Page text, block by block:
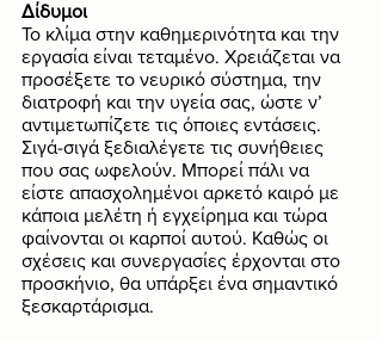
Δίδυμοι
Το κλίμα στην καθημερινότητα και την
εργασία είναι τεταμένο. Χρειάζεται να
προσέξετε το νευρικό σύστημα, την
διατροφή και την υγεία σας, ώστε ν’
αντιμετωπίζετε τις όποιες εντάσεις.
Σιγά-σιγά ξεδιαλέγετε τις συνήθειες
που σας ωφελούν. Μπορεί πάλι να
είστε απασχολημένοι αρκετό καιρό με
κάποια μελέτη ή εγχείρημα και τώρα
φαίνονται οι καρποί αυτού. Καθώς οι
σχέσεις και συνεργασίες έρχονται στο
προσκήνιο, θα υπάρξει ένα σημαντικό
ξεσκαρτάρισμα.